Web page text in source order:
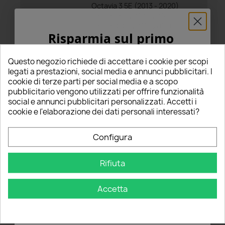
Octavia 3 5E (2013 - 2020)
Phaeton
Polo 6R / 6C1 (2009 - 2017)
Sharan 7N (2010 - 2020)
Sportsvan (2014 - 2019)
Superb 2 (2008 - 2015)
Tiguan I (2007 - 2018)
Touareg 7P (2010 - 2018)
Touran V3 (2010 - 2015)
Yeti
Commenti Tutte le recensioni
Questo negozio richiede di accettare i cookie per scopi
legati a prestazioni, social media e annunci pubblicitari. I
cookie di terze parti per social media e a scopo
pubblicitario vengono utilizzati per offrire funzionalità
social e annunci pubblicitari personalizzati. Accetti i
cookie e l'elaborazione dei dati personali interessati?
Configura
Rifiuta
Accetta
Risparmia sul primo
5% PER TE!
Inserisci la tua email qui sotto per ricevere il
5% DI SCONTOsul tuo primo ordine!
Nome
OTTIENI IL 5%